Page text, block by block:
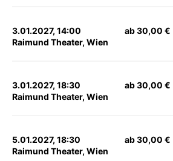
3.01.2027, 14:00
Raimund Theater, Wien
ab 30,00 €
3.01.2027, 18:30
Raimund Theater, Wien
ab 30,00 €
5.01.2027, 18:30
Raimund Theater, Wien
ab 30,00 €